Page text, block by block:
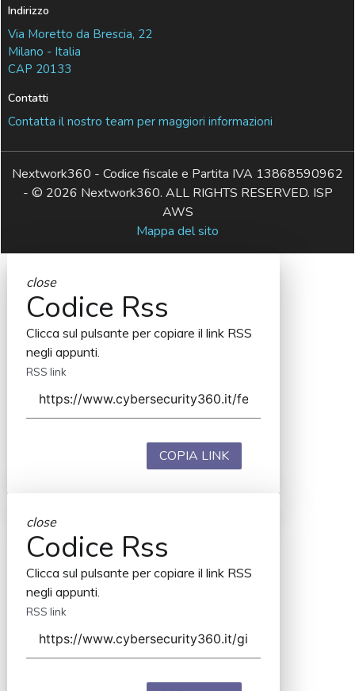
Indirizzo
Via Moretto da Brescia, 22
Milano - Italia
CAP 20133
Contatti
Contatta il nostro team per maggiori informazioni
Nextwork360 - Codice fiscale e Partita IVA 13868590962
- © 2026 Nextwork360. ALL RIGHTS RESERVED. ISP
AWS
Mappa del sito
close
Codice Rss
Clicca sul pulsante per copiare il link RSS
negli appunti.
RSS link
COPIA LINK
close
Codice Rss
Clicca sul pulsante per copiare il link RSS
negli appunti.
RSS link